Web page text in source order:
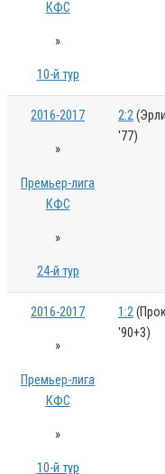
КФС
»
10-й тур
2016-2017
»
Премьер-лига
КФС
»
24-й тур
2:2
'77)
2016-2017
»
Премьер-лига
КФС
»
10-й тур
1:2
'90+3)